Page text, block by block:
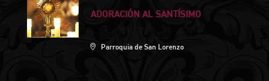
ADORACIÓN AL SANTÍSIMO
Parroquia de San Lorenzo